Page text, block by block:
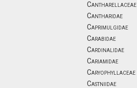
Cantharellaceae
Cantharidae
Caprimulgidae
Carabidae
Cardinalidae
Cariamidae
Caryophyllaceae
Castniidae